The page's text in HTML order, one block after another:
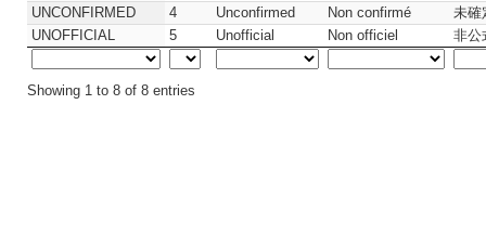
UNCONFIRMED
4 Unconfirmed Non confirmé
未確
UNOFFICIAL
5 Unofficial Non officiel 非公
Showing 1 to 8 of 8 entries